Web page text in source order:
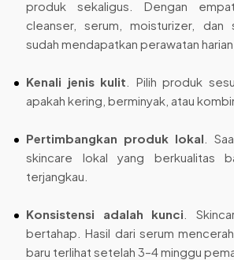
produk sekaligus. Dengan
cleanser, serum, moisturizer, dan
sudah mendapatkan perawatan
Kenali jenis kulit . Pilih produk
apakah kering, berminyak, atau
Pertimbangkan produk lokal .
skincare lokal yang berkualitas
terjangkau.
Konsistensi adalah kunci .
bertahap. Hasil dari serum
baru terlihat setelah 3–4 minggu